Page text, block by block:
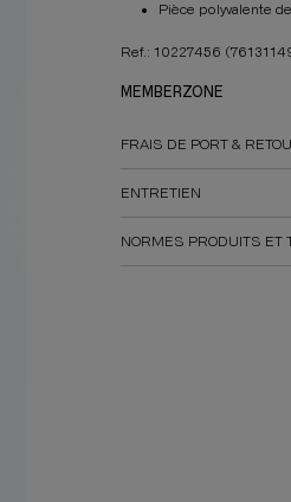
Pièce polyvalente
Ref.: 10227456
MEMBERZONE
FRAIS DE PORT &
ENTRETIEN
NORMES PRODUITS ET